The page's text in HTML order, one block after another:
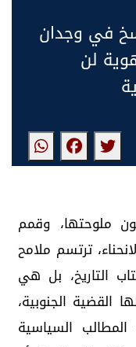
في وجدان
لن
ملوحتها، وقمم
ترتسم ملامح
التاريخ، بل هي
القضية الجنوبية،
السياسية